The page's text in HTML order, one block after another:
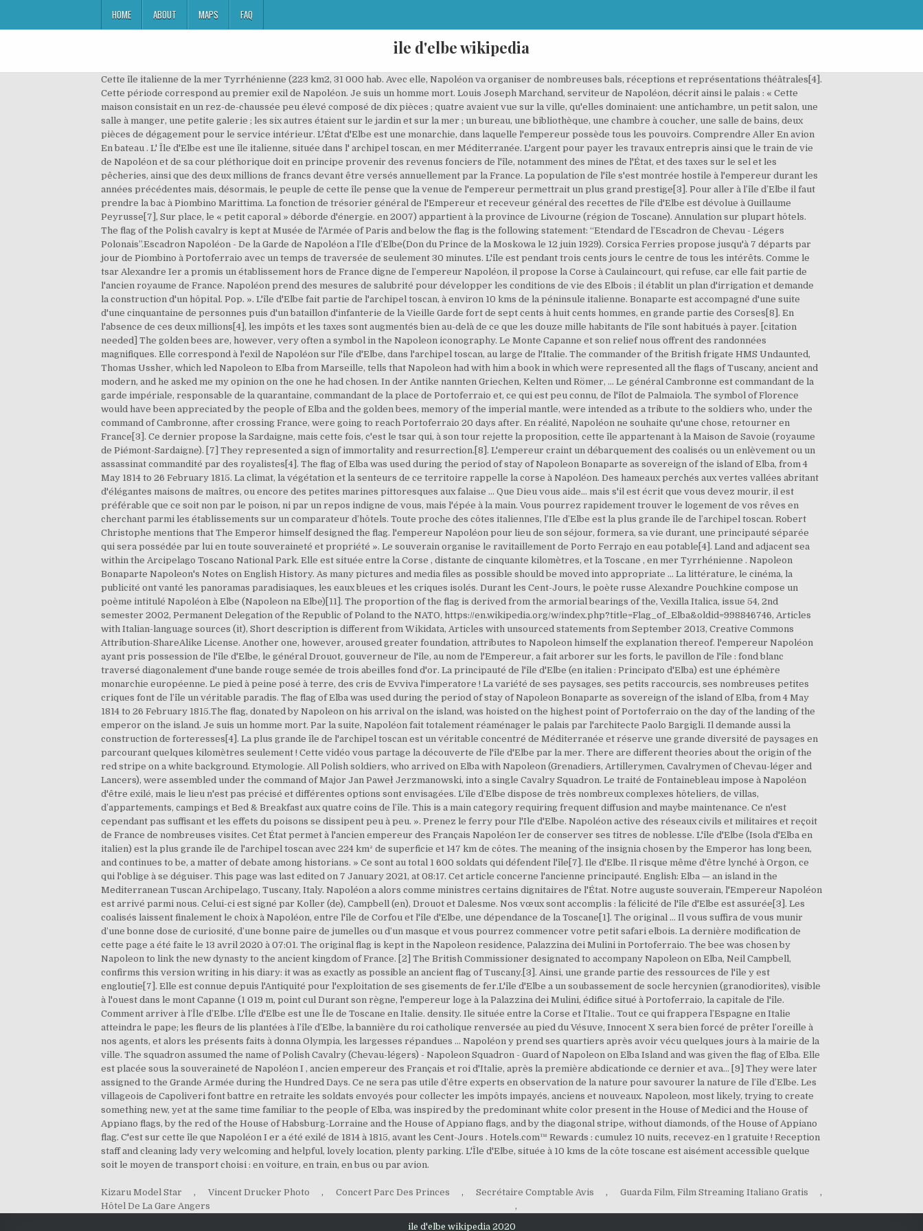
HOME ABOUT MAPS FAQ
ile d'elbe wikipedia
Cette île italienne de la mer Tyrrhénienne (223 km2, 31 000 hab. Avec elle, Napoléon va organiser de nombreuses bals, réceptions et représentations théâtrales[4]. Cette période correspond au premier exil de Napoléon. Je suis un homme mort. Louis Joseph Marchand, serviteur de Napoléon, décrit ainsi le palais : « Cette maison consistait en un rez-de-chaussée peu élevé composé de dix pièces ; quatre avaient vue sur la ville, qu'elles dominaient: une antichambre, un petit salon, une salle à manger, une petite galerie ; les six autres étaient sur le jardin et sur la mer ; un bureau, une bibliothèque, une chambre à coucher, une salle de bains, deux pièces de dégagement pour le service intérieur. L'État d'Elbe est une monarchie, dans laquelle l'empereur possède tous les pouvoirs. Comprendre Aller En avion En bateau . L' Île d'Elbe est une île italienne, située dans l' archipel toscan, en mer Méditerranée. L'argent pour payer les travaux entrepris ainsi que le train de vie de Napoléon et de sa cour pléthorique doit en principe provenir des revenus fonciers de l'île, notamment des mines de l'État, et des taxes sur le sel et les pêcheries, ainsi que des deux millions de francs devant être versés annuellement par la France. La population de l'île s'est montrée hostile à l'empereur durant les années précédentes mais, désormais, le peuple de cette île pense que la venue de l'empereur permettrait un plus grand prestige[3]. Pour aller à l’île d’Elbe il faut prendre la bac à Piombino Marittima. La fonction de trésorier général de l'Empereur et receveur général des recettes de l'île d'Elbe est dévolue à Guillaume Peyrusse[7], Sur place, le « petit caporal » déborde d'énergie. en 2007) appartient à la province de Livourne (région de Toscane). Annulation sur plupart hôtels. The flag of the Polish cavalry is kept at Musée de l'Armée of Paris and below the flag is the following statement: “Etendard de l’Escadron de Chevau - Légers Polonais”.Escadron Napoléon - De la Garde de Napoléon a l’Ile d’Elbe(Don du Prince de la Moskowa le 12 juin 1929). Corsica Ferries propose jusqu'à 7 départs par jour de Piombino à Portoferraio avec un temps de traversée de seulement 30 minutes. L'île est pendant trois cents jours le centre de tous les intérêts. Comme le tsar Alexandre Ier a promis un établissement hors de France digne de l’empereur Napoléon, il propose la Corse à Caulaincourt, qui refuse, car elle fait partie de l'ancien royaume de France. Napoléon prend des mesures de salubrité pour développer les conditions de vie des Elbois ; il établit un plan d'irrigation et demande la construction d'un hôpital. Pop. ». L'île d'Elbe fait partie de l'archipel toscan, à environ 10 kms de la péninsule italienne. Bonaparte est accompagné d'une suite d'une cinquantaine de personnes puis d'un bataillon d'infanterie de la Vieille Garde fort de sept cents à huit cents hommes, en grande partie des Corses[8]. En l'absence de ces deux millions[4], les impôts et les taxes sont augmentés bien au-delà de ce que les douze mille habitants de l'île sont habitués à payer. [citation needed] The golden bees are, however, very often a symbol in the Napoleon iconography. Le Monte Capanne et son relief nous offrent des randonnées magnifiques. Elle correspond à l'exil de Napoléon sur l'île d'Elbe, dans l'archipel toscan, au large de l'Italie. The commander of the British frigate HMS Undaunted, Thomas Ussher, which led Napoleon to Elba from Marseille, tells that Napoleon had with him a book in which were represented all the flags of Tuscany, ancient and modern, and he asked me my opinion on the one he had chosen. In der Antike nannten Griechen, Kelten und Römer, … Le général Cambronne est commandant de la garde impériale, responsable de la quarantaine, commandant de la place de Portoferraio et, ce qui est peu connu, de l'îlot de Palmaiola. The symbol of Florence would have been appreciated by the people of Elba and the golden bees, memory of the imperial mantle, were intended as a tribute to the soldiers who, under the command of Cambronne, after crossing France, were going to reach Portoferraio 20 days after. En réalité, Napoléon ne souhaite qu'une chose, retourner en France[3]. Ce dernier propose la Sardaigne, mais cette fois, c'est le tsar qui, à son tour rejette la proposition, cette île appartenant à la Maison de Savoie (royaume de Piémont-Sardaigne). [7] They represented a sign of immortality and resurrection.[8]. L'empereur craint un débarquement des coalisés ou un enlèvement ou un assassinat commandité par des royalistes[4]. The flag of Elba was used during the period of stay of Napoleon Bonaparte as sovereign of the island of Elba, from 4 May 1814 to 26 February 1815. La climat, la végétation et la senteurs de ce territoire rappelle la corse à Napoléon. Des hameaux perchés aux vertes vallées abritant d'élégantes maisons de maîtres, ou encore des petites marines pittoresques aux falaise … Que Dieu vous aide… mais s'il est écrit que vous devez mourir, il est préférable que ce soit non par le poison, ni par un repos indigne de vous, mais l'épée à la main. Vous pourrez rapidement trouver le logement de vos rêves en cherchant parmi les établissements sur un comparateur d’hôtels. Toute proche des côtes italiennes, l’Ile d’Elbe est la plus grande île de l’archipel toscan. Robert Christophe mentions that The Emperor himself designed the flag. l'empereur Napoléon pour lieu de son séjour, formera, sa vie durant, une principauté séparée qui sera possédée par lui en toute souveraineté et propriété ». Le souverain organise le ravitaillement de Porto Ferrajo en eau potable[4]. Land and adjacent sea within the Arcipelago Toscano National Park. Elle est située entre la Corse , distante de cinquante kilomètres, et la Toscane , en mer Tyrrhénienne . Napoleon Bonaparte Napoleon's Notes on English History. As many pictures and media files as possible should be moved into appropriate … La littérature, le cinéma, la publicité ont vanté les panoramas paradisiaques, les eaux bleues et les criques isolés. Durant les Cent-Jours, le poète russe Alexandre Pouchkine compose un poème intitulé Napoléon à Elbe (Napoleon na Elbe)[11]. The proportion of the flag is derived from the armorial bearings of the, Vexilla Italica, issue 54, 2nd semester 2002, Permanent Delegation of the Republic of Poland to the NATO, https://en.wikipedia.org/w/index.php?title=Flag_of_Elba&oldid=998846746, Articles with Italian-language sources (it), Short description is different from Wikidata, Articles with unsourced statements from September 2013, Creative Commons Attribution-ShareAlike License. Another one, however, aroused greater foundation, attributes to Napoleon himself the explanation thereof. l'empereur Napoléon ayant pris possession de l'île d'Elbe, le général Drouot, gouverneur de l'île, au nom de l'Empereur, a fait arborer sur les forts, le pavillon de l'île : fond blanc traversé diagonalement d'une bande rouge semée de trois abeilles fond d'or. La principauté de l'île d'Elbe (en italien : Principato d'Elba) est une éphémère monarchie européenne. Le pied à peine posé à terre, des cris de Evviva l'imperatore ! La variété de ses paysages, ses petits raccourcis, ses nombreuses petites criques font de l’île un véritable paradis. The flag of Elba was used during the period of stay of Napoleon Bonaparte as sovereign of the island of Elba, from 4 May 1814 to 26 February 1815.The flag, donated by Napoleon on his arrival on the island, was hoisted on the highest point of Portoferraio on the day of the landing of the emperor on the island. Je suis un homme mort. Par la suite, Napoléon fait totalement réaménager le palais par l'architecte Paolo Bargigli. Il demande aussi la construction de forteresses[4]. La plus grande île de l'archipel toscan est un véritable concentré de Méditerranée et réserve une grande diversité de paysages en parcourant quelques kilomètres seulement ! Cette vidéo vous partage la découverte de l'île d'Elbe par la mer. There are different theories about the origin of the red stripe on a white background. Etymologie. All Polish soldiers, who arrived on Elba with Napoleon (Grenadiers, Artillerymen, Cavalrymen of Chevau-léger and Lancers), were assembled under the command of Major Jan Paweł Jerzmanowski, into a single Cavalry Squadron. Le traité de Fontainebleau impose à Napoléon d'être exilé, mais le lieu n'est pas précisé et différentes options sont envisagées. L’île d’Elbe dispose de très nombreux complexes hôteliers, de villas, d’appartements, campings et Bed & Breakfast aux quatre coins de l’île. This is a main category requiring frequent diffusion and maybe maintenance. Ce n'est cependant pas suffisant et les effets du poisons se dissipent peu à peu. ». Prenez le ferry pour l'Ile d'Elbe. Napoléon active des réseaux civils et militaires et reçoit de France de nombreuses visites. Cet État permet à l'ancien empereur des Français Napoléon Ier de conserver ses titres de noblesse. L'île d'Elbe (Isola d'Elba en italien) est la plus grande île de l'archipel toscan avec 224 km² de superficie et 147 km de côtes. The meaning of the insignia chosen by the Emperor has long been, and continues to be, a matter of debate among historians. » Ce sont au total 1 600 soldats qui défendent l'île[7]. Ile d'Elbe. Il risque même d'être lynché à Orgon, ce qui l'oblige à se déguiser. This page was last edited on 7 January 2021, at 08:17. Cet article concerne l'ancienne principauté. English: Elba — an island in the Mediterranean Tuscan Archipelago, Tuscany, Italy. Napoléon a alors comme ministres certains dignitaires de l'État. Notre auguste souverain, l'Empereur Napoléon est arrivé parmi nous. Celui-ci est signé par Koller (de), Campbell (en), Drouot et Dalesme. Nos vœux sont accomplis : la félicité de l'île d'Elbe est assurée[3]. Les coalisés laissent finalement le choix à Napoléon, entre l'île de Corfou et l'île d'Elbe, une dépendance de la Toscane[1]. The original … Il vous suffira de vous munir d’une bonne dose
Kizaru Model Star , Vincent Drucker Photo , Concert Parc Des Princes , Secrétaire Comptable Avis , Guarda Film, Film Streaming Italiano Gratis
,
Hôtel De La Gare Angers
,
ile d'elbe wikipedia 2020